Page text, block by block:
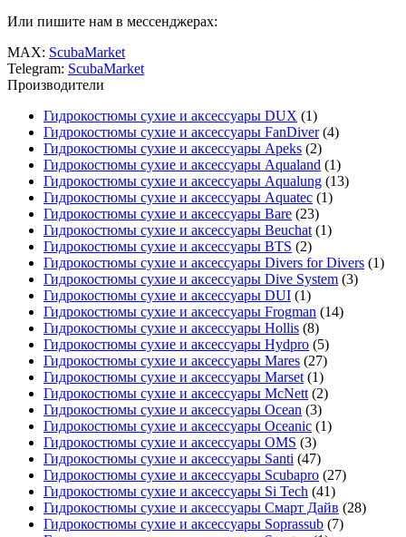
Или пишите нам в мессенджерах:
MAX: ScubaMarket
Telegram: ScubaMarket
Производители
Гидрокостюмы сухие и аксессуары DUX (1)
Гидрокостюмы сухие и аксессуары FanDiver(4)
Гидрокостюмы сухие и аксессуары Apeks (2)
Гидрокостюмы сухие и аксессуары Aqualand (1)
Гидрокостюмы сухие и аксессуары Aqualung (13)
Гидрокостюмы сухие и аксессуары Aquatec (1)
Гидрокостюмы сухие и аксессуары Bare (23)
Гидрокостюмы сухие и аксессуары Beuchat (1)
Гидрокостюмы сухие и аксессуары BTS (2)
Гидрокостюмы сухие и аксессуары Divers for Divers (1)
Гидрокостюмы сухие и аксессуары Dive System (3)
Гидрокостюмы сухие и аксессуары DUI (1)
Гидрокостюмы сухие и аксессуары Frogman (14)
Гидрокостюмы сухие и аксессуары Hollis (8)
Гидрокостюмы сухие и аксессуары Hydpro (5)
Гидрокостюмы сухие и аксессуары Mares (27)
Гидрокостюмы сухие и аксессуары Marset (1)
Гидрокостюмы сухие и аксессуары McNett (2)
Гидрокостюмы сухие и аксессуары Ocean (3)
Гидрокостюмы сухие и аксессуары Oceanic (1)
Гидрокостюмы сухие и аксессуары OMS (3)
Гидрокостюмы сухие и аксессуары Santi (47)
Гидрокостюмы сухие и аксессуары Scubapro (27)
Гидрокостюмы сухие и аксессуары Si Tech (41)
Гидрокостюмы сухие и аксессуары Смарт Дайв (28)
Гидрокостюмы сухие и аксессуары Soprassub (7)